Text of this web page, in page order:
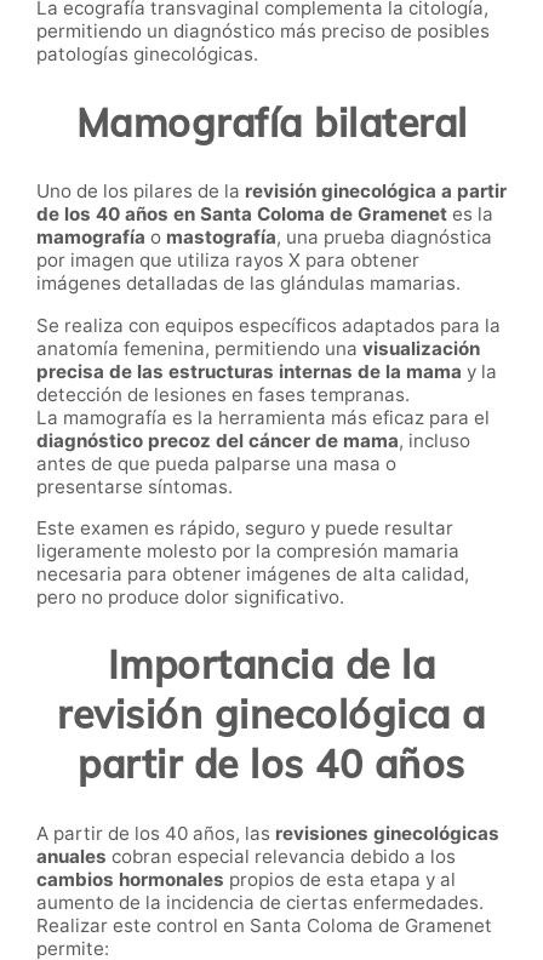
La ecografía transvaginal complementa la citología,
permitiendo un diagnóstico más preciso de posibles
patologías ginecológicas.
Mamografía bilateral
Uno de los pilares de la revisión ginecológica a partir
de los 40 años en Santa Coloma de Gramenet es la
mamografía o mastografía, una prueba diagnóstica
por imagen que utiliza rayos X para obtener
imágenes detalladas de las glándulas mamarias.
Se realiza con equipos específicos adaptados para la
anatomía femenina, permitiendo una visualización
precisa de las estructuras internas de la mama y la
detección de lesiones en fases tempranas.
La mamografía es la herramienta más eficaz para el
diagnóstico precoz del cáncer de mama, incluso
antes de que pueda palparse una masa o
presentarse síntomas.
Este examen es rápido, seguro y puede resultar
ligeramente molesto por la compresión mamaria
necesaria para obtener imágenes de alta calidad,
pero no produce dolor significativo.
Importancia de la
revisión ginecológica a
partir de los 40 años
A partir de los 40 años, las revisiones ginecológicas
anuales cobran especial relevancia debido a los
cambios hormonales propios de esta etapa y al
aumento de la incidencia de ciertas enfermedades.
Realizar este control en Santa Coloma de Gramenet
permite: